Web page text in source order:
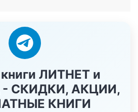
ЛИТНЕТ и
СКИДКИ, АКЦИИ,
КНИГИ